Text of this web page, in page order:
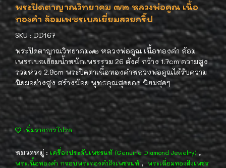
พระปิดตาญาณวิทยาคม ๗๒ หลวงพ่อคูณ เนื้อ
ทองคำ ล้อมเพชรเบลเยี่ยมสวยกริ๊ป
SKU : DD167
พระปิดตาญาณวิทยาคม๗๒ หลวงพ่อคูณ เนื้อทองคำ ล้อม
เพชรเบลเยี่ยมน้ำหนักเพชรรวม 26 ตังค์ กว้าง 1.7cm ความสูง
รวมห่วง 2.9cm พระปิดตาเนื้อทองคำหลวงพ่อคูณได้รับความ
นิยมอย่างสูง สร้างน้อย พุทธคุณสุดยอด นิยมสุดๆ
เพิ่มรายการโปรด
หมวดหมู่ : เครื่องประดับเพชรแท้ (Genuine Diamond Jewelry) ,
พระเนื้อทองคำ กรอบพระทองคำฝังเพชรแท้ , พระเลี่ยมทองฝังเพชร